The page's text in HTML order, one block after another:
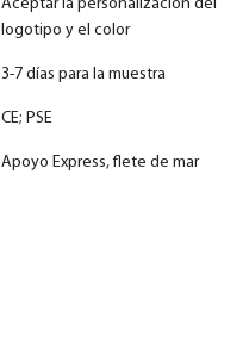
Aceptar la personalización del
logotipo y el color
3-7 días para la muestra
CE; PSE
Apoyo Express, flete de mar